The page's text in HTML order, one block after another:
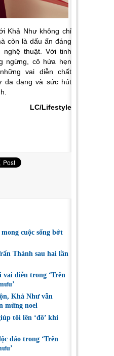
Khả Như không chỉ
còn là dấu ấn đáng
nghệ thuật. Với tinh
ngừng, cô hứa hẹn
vai diễn chất
đa dạng và sức hút
LC/Lifestyle
cuộc sống bớt
Thành sau hai lần
diễn trong ‘Trên
Khả Như vẫn
mừng noel
tôi lên ‘đô’ khi
đáo trong ‘Trên